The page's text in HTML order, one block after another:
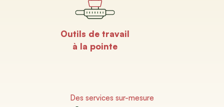
Outils de travail
à la pointe
Des services sur-mesure